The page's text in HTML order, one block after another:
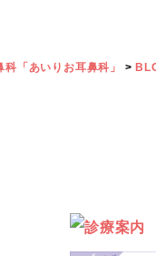
「あいりお耳鼻科」 >